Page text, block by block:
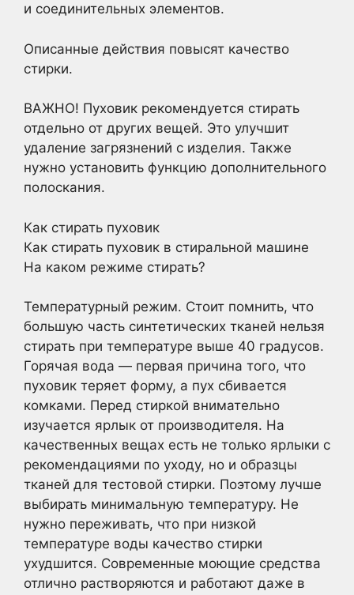
и соединительных элементов.
Описанные действия повысят качество
стирки.
ВАЖНО! Пуховик рекомендуется стирать
отдельно от других вещей. Это улучшит
удаление загрязнений с изделия. Также
нужно установить функцию дополнительного
полоскания.
Как стирать пуховик
Как стирать пуховик в стиральной машине
На каком режиме стирать?
Температурный режим. Стоит помнить, что
большую часть синтетических тканей нельзя
стирать при температуре выше 40 градусов.
Горячая вода — первая причина того, что
пуховик теряет форму, а пух сбивается
комками. Перед стиркой внимательно
изучается ярлык от производителя. На
качественных вещах есть не только ярлыки с
рекомендациями по уходу, но и образцы
тканей для тестовой стирки. Поэтому лучше
выбирать минимальную температуру. Не
нужно переживать, что при низкой
температуре воды качество стирки
ухудшится. Современные моющие средства
отлично растворяются и работают даже в